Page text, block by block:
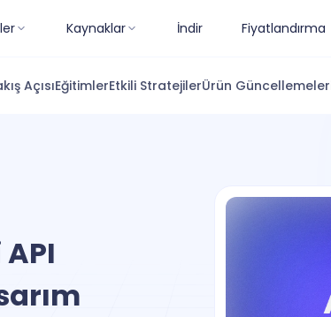
Kaynaklar İndir Fiyatlandırma
AçısıEğitimlerEtkili StratejilerÜrün